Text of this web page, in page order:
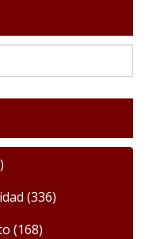
(336)
(168)